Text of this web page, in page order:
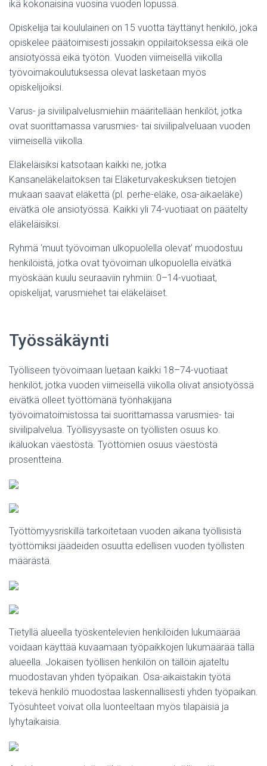
ikä kokonaisina vuosina vuoden lopussa.
Opiskelija tai koululainen on 15 vuotta täyttänyt henkilö, joka
opiskelee päätoimisesti jossakin oppilaitoksessa eikä ole
ansiotyössä eikä työtön. Vuoden viimeisellä viikolla
työvoimakoulutuksessa olevat lasketaan myös
opiskelijoiksi.
Varus- ja siviilipalvelusmiehiin määritellään henkilöt, jotka
ovat suorittamassa varusmies- tai siviilipalveluaan vuoden
viimeisellä viikolla.
Eläkeläisiksi katsotaan kaikki ne, jotka
Kansaneläkelaitoksen tai Eläketurvakeskuksen tietojen
mukaan saavat eläkettä (pl. perhe-eläke, osa-aikaeläke)
eivätkä ole ansiotyössä. Kaikki yli 74-vuotiaat on päätelty
eläkeläisiksi.
Ryhmä ‘muut työvoiman ulkopuolella olevat’ muodostuu
henkilöistä, jotka ovat työvoiman ulkopuolella eivätkä
myöskään kuulu seuraaviin ryhmiin: 0–14-vuotiaat,
opiskelijat, varusmiehet tai eläkeläiset.
Työssäkäynti
Työlliseen työvoimaan luetaan kaikki 18–74-vuotiaat
henkilöt, jotka vuoden viimeisellä viikolla olivat ansiotyössä
eivätkä olleet työttömänä työnhakijana
työvoimatoimistossa tai suorittamassa varusmies- tai
siviilipalvelua. Työllisyysaste on työllisten osuus ko.
ikäluokan väestöstä. Työttömien osuus väestöstä
prosentteina.
Työttömyysriskillä tarkoitetaan vuoden aikana työllisistä
työttömiksi jäädeiden osuutta edellisen vuoden työllisten
määrästä.
Tietyllä alueella työskentelevien henkilöiden lukumäärää
voidaan käyttää kuvaamaan työpaikkojen lukumäärää tällä
alueella. Jokaisen työllisen henkilön on tällöin ajateltu
muodostavan yhden työpaikan. Osa-aikaistakin työtä
tekevä henkilö muodostaa laskennallisesti yhden työpaikan.
Työsuhteet voivat olla luonteeltaan myös tilapäisiä ja
lyhytaikaisia.